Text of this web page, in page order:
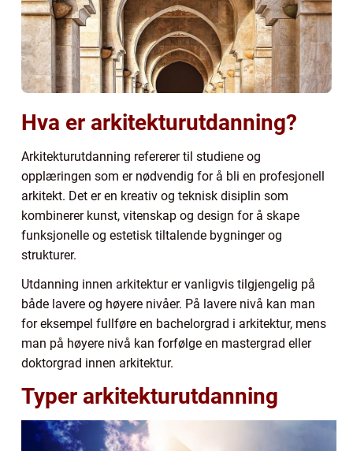
Hva er arkitekturutdanning?
Arkitekturutdanning refererer til studiene og
opplæringen som er nødvendig for å bli en profesjonell
arkitekt. Det er en kreativ og teknisk disiplin som
kombinerer kunst, vitenskap og design for å skape
funksjonelle og estetisk tiltalende bygninger og
strukturer.
Utdanning innen arkitektur er vanligvis tilgjengelig på
både lavere og høyere nivåer. På lavere nivå kan man
for eksempel fullføre en bachelorgrad i arkitektur, mens
man på høyere nivå kan forfølge en mastergrad eller
doktorgrad innen arkitektur.
Typer arkitekturutdanning